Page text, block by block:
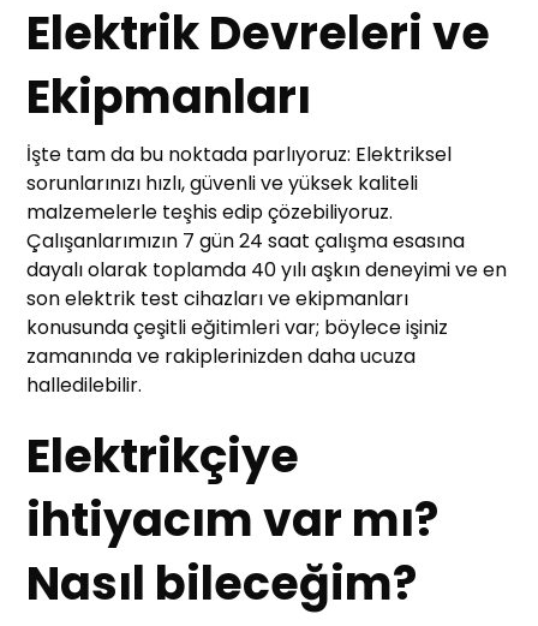
Elektrik Devreleri ve
Ekipmanları
İşte tam da bu noktada parlıyoruz: Elektriksel
sorunlarınızı hızlı, güvenli ve yüksek kaliteli
malzemelerle teşhis edip çözebiliyoruz.
Çalışanlarımızın 7 gün 24 saat çalışma esasına
dayalı olarak toplamda 40 yılı aşkın deneyimi ve en
son elektrik test cihazları ve ekipmanları
konusunda çeşitli eğitimleri var; böylece işiniz
zamanında ve rakiplerinizden daha ucuza
halledilebilir.
Elektrikçiye
ihtiyacım var mı?
Nasıl bileceğim?